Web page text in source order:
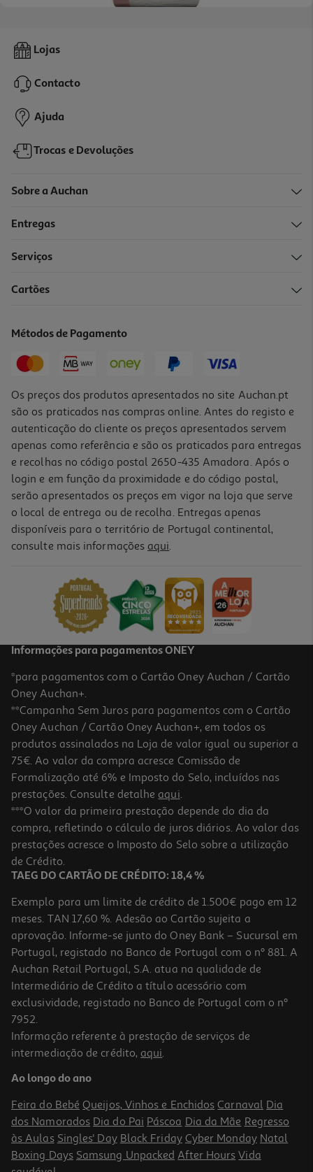
Saco Para Caixa De Areia Auchan Branco 8 Unidades
5,25 €
Pá Para Caixa De Areia Auchan Preta
4.5
Casa Toilete Jomafe Galaxy Com Pega E Filtro
16.49 €/un
16,49 €
Casa Toilette Gato Mimau Abertura Superior 56x40x38cm
22.99 €/un
22,99 €
Lojas
Contacto
Ajuda
Trocas e Devoluções
Sobre a Auchan
Entregas
Serviços
Cartões
Métodos de Pagamento
Os preços dos produtos apresentados no site Auchan.pt
são os praticados nas compras online. Antes do registo e
autenticação do cliente os preços apresentados servem
apenas como referência e são os praticados para entregas
e recolhas no código postal 2650-435 Amadora. Após o
login e em função da proximidade e do código postal,
serão apresentados os preços em vigor na loja que serve
o local de entrega ou de recolha. Entregas apenas
disponíveis para o território de Portugal continental,
consulte mais informações aqui.
Informações para pagamentos ONEY
*para pagamentos com o Cartão Oney Auchan / Cartão
Oney Auchan+.
**Campanha Sem Juros para pagamentos com o Cartão
Oney Auchan / Cartão Oney Auchan+, em todos os
produtos assinalados na Loja de valor igual ou superior a
75€. Ao valor da compra acresce Comissão de
Formalização até 6% e Imposto do Selo, incluídos nas
prestações. Consulte detalhe aqui.
***O valor da primeira prestação depende do dia da
compra, refletindo o cálculo de juros diários. Ao valor das
prestações acresce o Imposto do Selo sobre a utilização
de Crédito.
TAEG DO CARTÃO DE CRÉDITO: 18,4 %
Exemplo para um limite de crédito de 1.500€ pago em 12
meses. TAN 17,60 %. Adesão ao Cartão sujeita a
aprovação. Informe-se junto do Oney Bank – Sucursal em
Portugal, registado no Banco de Portugal com o nº 881. A
Auchan Retail Portugal, S.A. atua na qualidade de
Intermediário de Crédito a título acessório com
exclusividade, registado no Banco de Portugal com o nº
7952.
Informação referente à prestação de serviços de
intermediação de crédito, aqui.
Ao longo do ano
Feira do Bebé Queijos, Vinhos e Enchidos Carnaval Dia
dos Namorados Dia do Pai Páscoa Dia da Mãe Regresso
às Aulas Singles' Day Black Friday Cyber Monday Natal
Boxing Days Samsung Unpacked After Hours Vida